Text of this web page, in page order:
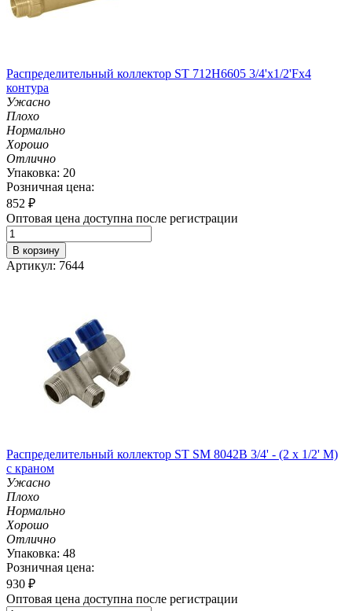
Распределительный коллектор ST 712H6605 3/4'х1/2'Fх4
контура
Ужасно
Плохо
Нормально
Хорошо
Отлично
Упаковка: 20
Розничная цена:
852 ₽
Оптовая цена доступна после регистрации
В корзину
Артикул: 7644
Распределительный коллектор ST SM 8042B 3/4' - (2 x 1/2' M)
с краном
Ужасно
Плохо
Нормально
Хорошо
Отлично
Упаковка: 48
Розничная цена:
930 ₽
Оптовая цена доступна после регистрации